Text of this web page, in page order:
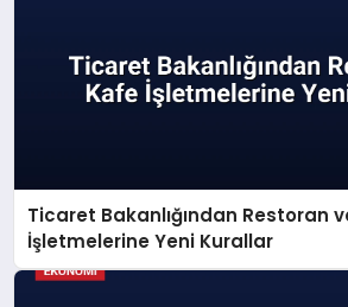
Ticaret Bakanlığından Restoran
İşletmelerine Yeni Kurallar